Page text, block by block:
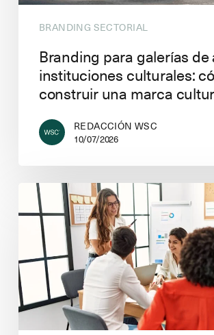
BRANDING SECTORIAL
Branding para galerías de
instituciones culturales:
construir una marca
REDACCIÓN WSC
10/07/2026